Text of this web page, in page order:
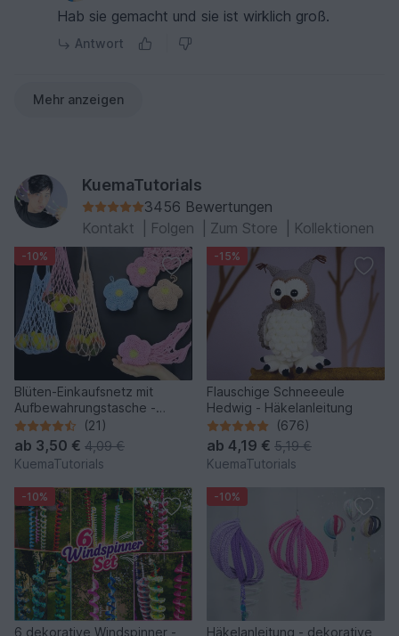
Hab sie gemacht und sie ist wirklich groß.
Antwort
Mehr anzeigen
KuemaTutorials
3456 Bewertungen
Kontakt
Folgen Zum Store Kollektionen
-10%
Blüten-Einkaufsnetz mit
Aufbewahrungstasche -
Häkelanleitung
(21)
ab 3,50 € 4,09 €
KuemaTutorials
-15%
Flauschige Schneeeule
Hedwig - Häkelanleitung
(676)
ab 4,19 € 5,19 €
KuemaTutorials
-10%
6 dekorative Windspinner -
-10%
Häkelanleitung - dekorative